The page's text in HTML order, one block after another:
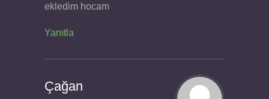
ekledim hocam
Yanıtla
Çağan